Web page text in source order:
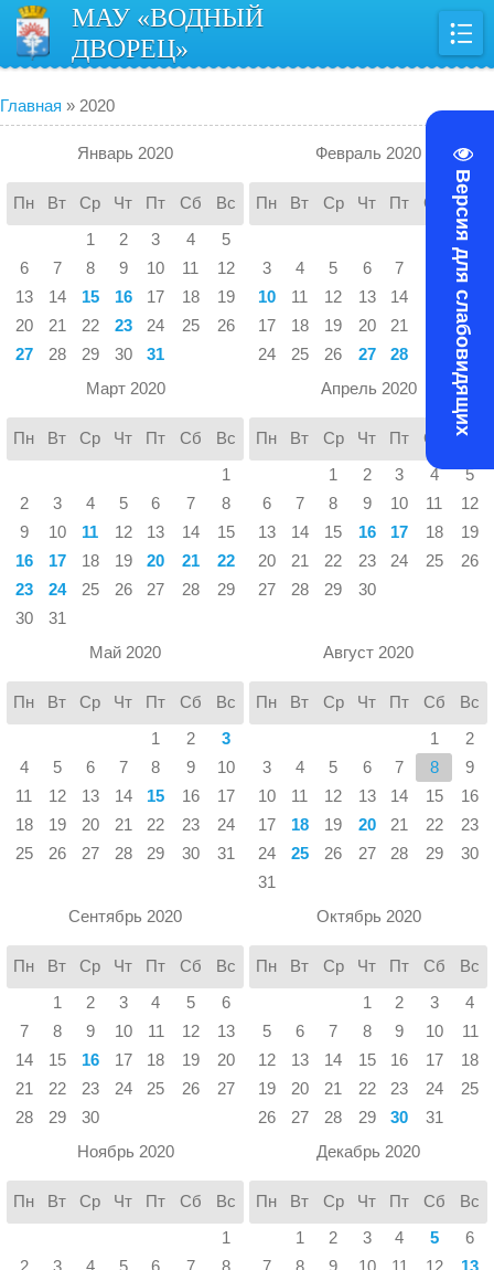
Версия для слабовидящих
МАУ «ВОДНЫЙ
ДВОРЕЦ»
Главная » 2020
Январь 2020
Пн Вт Ср Чт Пт Сб
Вс
1
2 3 4
5
6
7 8 9 10 11
12
13
14 15 16 17 18
19
20
21 22 23 24 25
26
27
28 29 30 31
Февраль 2020
Пн Вт Ср Чт Пт Сб
Вс
2
3
4 5 6 7
9
10
11 12 13 14
16
17
18 19 20 21
23
24
25 26 27 28
Март 2020
Пн Вт Ср Чт Пт Сб
Вс
1
2
3 4 5 6 7
8
9
10 11 12 13 14
15
16
17 18 19 20 21
22
23
24 25 26 27 28
29
30
31
Апрель 2020
Пн Вт Ср Чт Пт Сб
Вс
1
2 3 4
5
6
7 8 9 10 11
12
13
14 15 16 17 18
19
20
21 22 23 24 25
26
27
28 29 30
Май 2020
Пн Вт Ср Чт Пт Сб
Вс
1
2
3
4
5 6 7 8 9
10
11
12 13 14 15 16
17
18
19 20 21 22 23
24
25
26 27 28 29 30 31
Август 2020
Пн Вт Ср Чт Пт Сб
Вс
1
2
3
4 5 6 7 8
9
10
11 12 13 14 15
16
17
18 19 20 21 22
23
24
25 26 27 28 29
30
31
Сентябрь 2020
Пн Вт Ср Чт Пт Сб
Вс
1
2 3 4 5
6
7
8 9 10 11 12
13
14
15 16 17 18 19
20
21
22 23 24 25 26
27
28
29 30
Октябрь 2020
Пн Вт Ср Чт Пт Сб
Вс
1
2 3
4
5
6 7 8 9 10
11
12
13 14 15 16 17
18
19
20 21 22 23 24
25
26
27 28 29 30
31
Ноябрь 2020
Пн Вт Ср Чт Пт Сб
Вс
1
2
3 4 5 6 7
8
Декабрь 2020
Пн Вт Ср Чт Пт Сб
Вс
1
2 3 4 5
6
7
8 9 10 11 12
13